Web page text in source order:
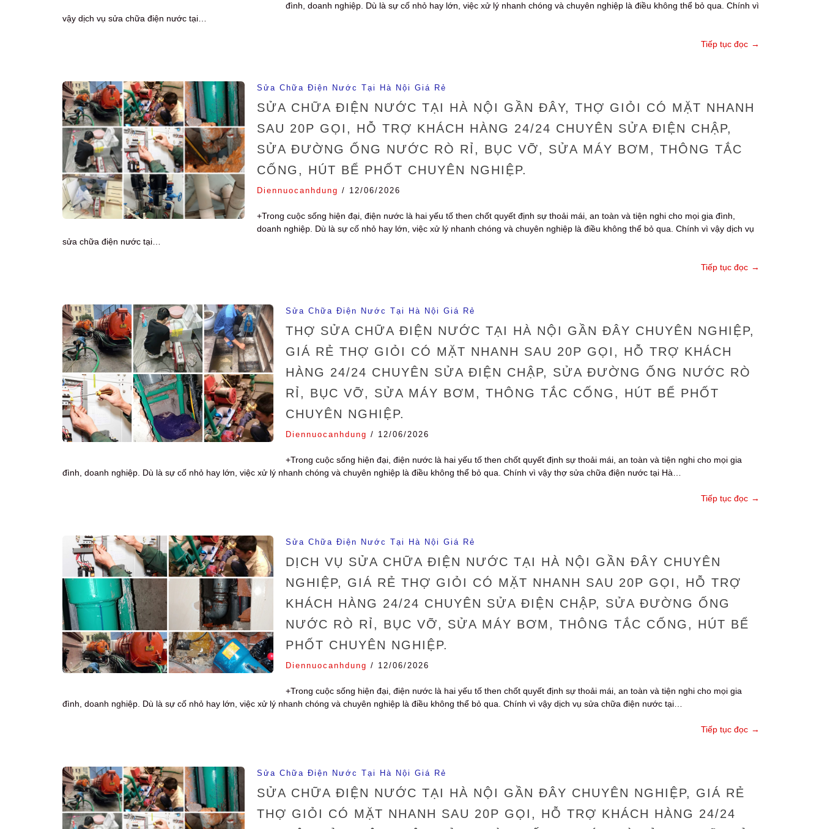
đình, doanh nghiệp. Dù là sự cố nhỏ hay lớn, việc xử lý nhanh chóng và chuyên nghiệp là điều không thể bỏ qua. Chính vì
vậy dịch vụ sửa chữa điện nước tại…
Tiếp tục đọc →
Sửa Chữa Điện Nước Tại Hà Nội Giá Rẻ
SỬA CHỮA ĐIỆN NƯỚC TẠI HÀ NỘI GẦN ĐÂY, THỢ GIỎI CÓ MẶT NHANH
SAU 20P GỌI, HỖ TRỢ KHÁCH HÀNG 24/24 CHUYÊN SỬA ĐIỆN CHẬP,
SỬA ĐƯỜNG ỐNG NƯỚC RÒ RỈ, BỤC VỠ, SỬA MÁY BƠM, THÔNG TẮC
CỐNG, HÚT BỂ PHỐT CHUYÊN NGHIỆP.
Diennuocanhdung / 12/06/2026
+Trong cuộc sống hiện đại, điện nước là hai yếu tố then chốt quyết định sự thoải mái, an toàn và tiện nghi cho mọi gia đình,
doanh nghiệp. Dù là sự cố nhỏ hay lớn, việc xử lý nhanh chóng và chuyên nghiệp là điều không thể bỏ qua. Chính vì vậy dịch vụ
sửa chữa điện nước tại…
Tiếp tục đọc →
Sửa Chữa Điện Nước Tại Hà Nội Giá Rẻ
THỢ SỬA CHỮA ĐIỆN NƯỚC TẠI HÀ NỘI GẦN ĐÂY CHUYÊN NGHIỆP,
GIÁ RẺ THỢ GIỎI CÓ MẶT NHANH SAU 20P GỌI, HỖ TRỢ KHÁCH
HÀNG 24/24 CHUYÊN SỬA ĐIỆN CHẬP, SỬA ĐƯỜNG ỐNG NƯỚC RÒ
RỈ, BỤC VỠ, SỬA MÁY BƠM, THÔNG TẮC CỐNG, HÚT BỂ PHỐT
CHUYÊN NGHIỆP.
Diennuocanhdung / 12/06/2026
+Trong cuộc sống hiện đại, điện nước là hai yếu tố then chốt quyết định sự thoải mái, an toàn và tiện nghi cho mọi gia
đình, doanh nghiệp. Dù là sự cố nhỏ hay lớn, việc xử lý nhanh chóng và chuyên nghiệp là điều không thể bỏ qua. Chính vì vậy thợ sửa chữa điện nước tại Hà…
Tiếp tục đọc →
Sửa Chữa Điện Nước Tại Hà Nội Giá Rẻ
DỊCH VỤ SỬA CHỮA ĐIỆN NƯỚC TẠI HÀ NỘI GẦN ĐÂY CHUYÊN
NGHIỆP, GIÁ RẺ THỢ GIỎI CÓ MẶT NHANH SAU 20P GỌI, HỖ TRỢ
KHÁCH HÀNG 24/24 CHUYÊN SỬA ĐIỆN CHẬP, SỬA ĐƯỜNG ỐNG
NƯỚC RÒ RỈ, BỤC VỠ, SỬA MÁY BƠM, THÔNG TẮC CỐNG, HÚT BỂ
PHỐT CHUYÊN NGHIỆP.
Diennuocanhdung / 12/06/2026
+Trong cuộc sống hiện đại, điện nước là hai yếu tố then chốt quyết định sự thoải mái, an toàn và tiện nghi cho mọi gia
đình, doanh nghiệp. Dù là sự cố nhỏ hay lớn, việc xử lý nhanh chóng và chuyên nghiệp là điều không thể bỏ qua. Chính vì vậy dịch vụ sửa chữa điện nước tại…
Tiếp tục đọc →
Sửa Chữa Điện Nước Tại Hà Nội Giá Rẻ
SỬA CHỮA ĐIỆN NƯỚC TẠI HÀ NỘI GẦN ĐÂY CHUYÊN NGHIỆP, GIÁ RẺ
THỢ GIỎI CÓ MẶT NHANH SAU 20P GỌI, HỖ TRỢ KHÁCH HÀNG 24/24